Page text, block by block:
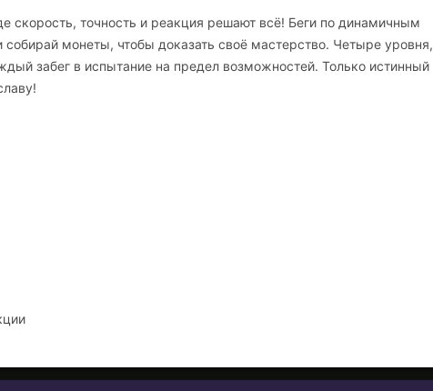
скорость, точность и реакция решают всё! Беги по динамичным
монеты, чтобы доказать своё мастерство. Четыре уровня,
забег в испытание на предел возможностей. Только истинный